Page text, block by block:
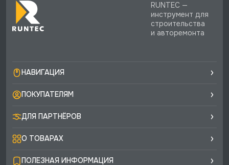
RUNTEC —
инструмент для
строительства
и авторемонта
НАВИГАЦИЯ
ПОКУПАТЕЛЯМ
ДЛЯ ПАРТНЁРОВ
О ТОВАРАХ
ПОЛЕЗНАЯ ИНФОРМАЦИЯ